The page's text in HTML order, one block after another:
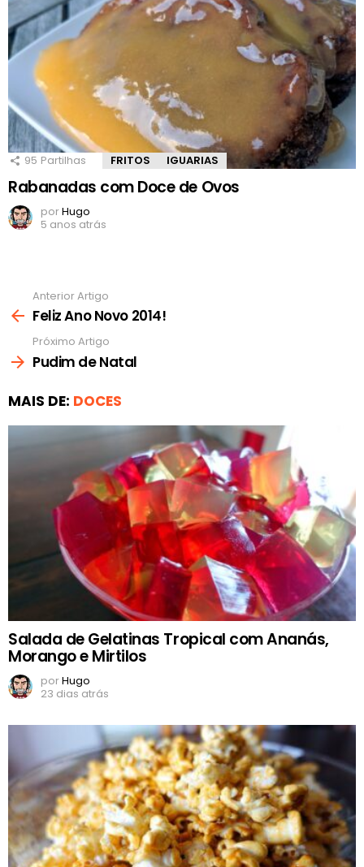
95 Partilhas FRITOS IGUARIAS
Rabanadas com Doce de Ovos
porHugo
5 anos atrás
mais
Anterior Artigo
Feliz Ano Novo 2014!
Próximo Artigo
Pudim de Natal
MAIS DE: DOCES
Salada de Gelatinas Tropical com Ananás,
Morango e Mirtilos
porHugo
23 dias atrás